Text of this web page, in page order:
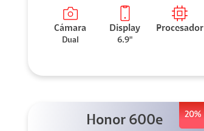
Cámara
Dual
Display
6.9"
Procesador
20%
Honor 600e